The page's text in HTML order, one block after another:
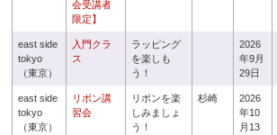
会受講者
限定】
east side
tokyo
（東京）
入門クラ
ス
ラッピング
を楽しも
う！
2026
年9月
29日
east side
tokyo
（東京）
リボン講
習会
リボンを楽
しみましょ
う！
杉崎
2026
年10
月13